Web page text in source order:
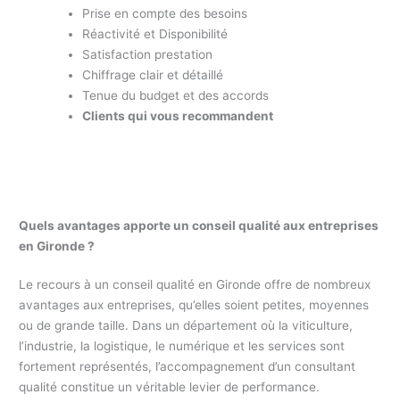
Prise en compte des besoins
Réactivité et Disponibilité
Satisfaction prestation
Chiffrage clair et détaillé
Tenue du budget et des accords
Clients qui vous recommandent
Quels avantages apporte un conseil qualité aux entreprises
en Gironde ?
Le recours à un conseil qualité en Gironde offre de nombreux
avantages aux entreprises, qu’elles soient petites, moyennes
ou de grande taille. Dans un département où la viticulture,
l’industrie, la logistique, le numérique et les services sont
fortement représentés, l’accompagnement d’un consultant
qualité constitue un véritable levier de performance.